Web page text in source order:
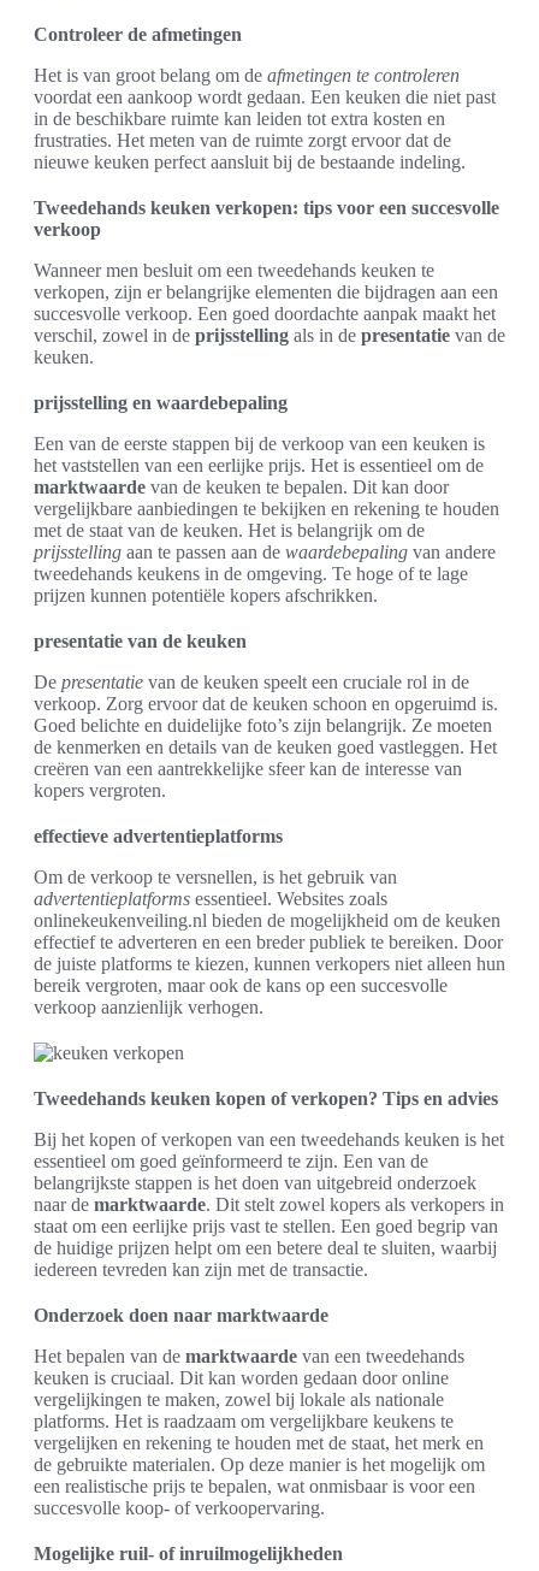
Controleer de afmetingen
Het is van groot belang om de afmetingen te controleren
voordat een aankoop wordt gedaan. Een keuken die niet past
in de beschikbare ruimte kan leiden tot extra kosten en
frustraties. Het meten van de ruimte zorgt ervoor dat de
nieuwe keuken perfect aansluit bij de bestaande indeling.
Tweedehands keuken verkopen: tips voor een succesvolle
verkoop
Wanneer men besluit om een tweedehands keuken te
verkopen, zijn er belangrijke elementen die bijdragen aan een
succesvolle verkoop. Een goed doordachte aanpak maakt het
verschil, zowel in de prijsstelling als in de presentatie van de
keuken.
prijsstelling en waardebepaling
Een van de eerste stappen bij de verkoop van een keuken is
het vaststellen van een eerlijke prijs. Het is essentieel om de
marktwaarde van de keuken te bepalen. Dit kan door
vergelijkbare aanbiedingen te bekijken en rekening te houden
met de staat van de keuken. Het is belangrijk om de
prijsstelling aan te passen aan de waardebepaling van andere
tweedehands keukens in de omgeving. Te hoge of te lage
prijzen kunnen potentiële kopers afschrikken.
presentatie van de keuken
De presentatie van de keuken speelt een cruciale rol in de
verkoop. Zorg ervoor dat de keuken schoon en opgeruimd is.
Goed belichte en duidelijke foto’s zijn belangrijk. Ze moeten
de kenmerken en details van de keuken goed vastleggen. Het
creëren van een aantrekkelijke sfeer kan de interesse van
kopers vergroten.
effectieve advertentieplatforms
Om de verkoop te versnellen, is het gebruik van
advertentieplatforms essentieel. Websites zoals
onlinekeukenveiling.nl bieden de mogelijkheid om de keuken
effectief te adverteren en een breder publiek te bereiken. Door
de juiste platforms te kiezen, kunnen verkopers niet alleen hun
bereik vergroten, maar ook de kans op een succesvolle
verkoop aanzienlijk verhogen.
Tweedehands keuken kopen of verkopen? Tips en advies
Bij het kopen of verkopen van een tweedehands keuken is het
essentieel om goed geïnformeerd te zijn. Een van de
belangrijkste stappen is het doen van uitgebreid onderzoek
naar de marktwaarde. Dit stelt zowel kopers als verkopers in
staat om een eerlijke prijs vast te stellen. Een goed begrip van
de huidige prijzen helpt om een betere deal te sluiten, waarbij
iedereen tevreden kan zijn met de transactie.
Onderzoek doen naar marktwaarde
Het bepalen van de marktwaarde van een tweedehands
keuken is cruciaal. Dit kan worden gedaan door online
vergelijkingen te maken, zowel bij lokale als nationale
platforms. Het is raadzaam om vergelijkbare keukens te
vergelijken en rekening te houden met de staat, het merk en
de gebruikte materialen. Op deze manier is het mogelijk om
een realistische prijs te bepalen, wat onmisbaar is voor een
succesvolle koop- of verkoopervaring.
Mogelijke ruil- of inruilmogelijkheden